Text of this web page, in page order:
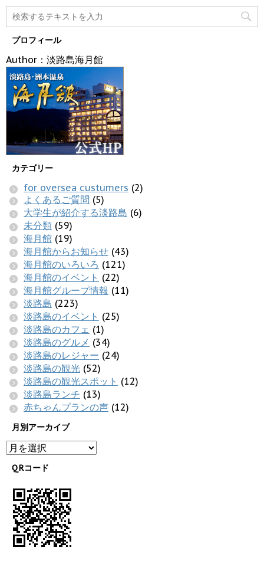
プロフィール
Author：淡路島海月館
カテゴリー
for oversea custumers (2)
よくあるご質問 (5)
大学生が紹介する淡路島 (6)
未分類 (59)
海月館 (19)
海月館からお知らせ (43)
海月館のいろいろ (121)
海月館のイベント (22)
海月館グループ情報 (11)
淡路島 (223)
淡路島のイベント (25)
淡路島のカフェ (1)
淡路島のグルメ (34)
淡路島のレジャー (24)
淡路島の観光 (52)
淡路島の観光スポット (12)
淡路島ランチ (13)
赤ちゃんプランの声 (12)
月別アーカイブ
QRコード